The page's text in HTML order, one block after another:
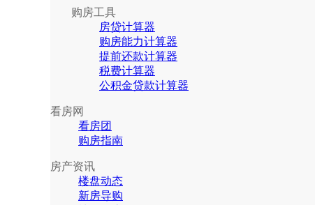
购房工具
房贷计算器
购房能力计算器
提前还款计算器
税费计算器
公积金贷款计算器
看房网
看房团
购房指南
房产资讯
楼盘动态
新房导购